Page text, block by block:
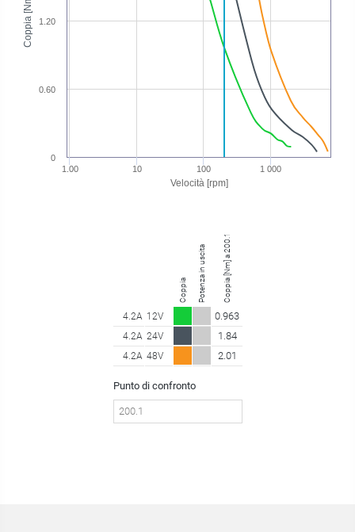
Velocità [rpm]
Coppia [Nm]
1.00 10 100 1 000
0
0.60
1.20
Coppia Potenza in uscita Coppia [Nm] a 200.10 giri/min
4.2A 12V 0.963
4.2A 24V 1.84
4.2A 48V 2.01
Punto di confronto